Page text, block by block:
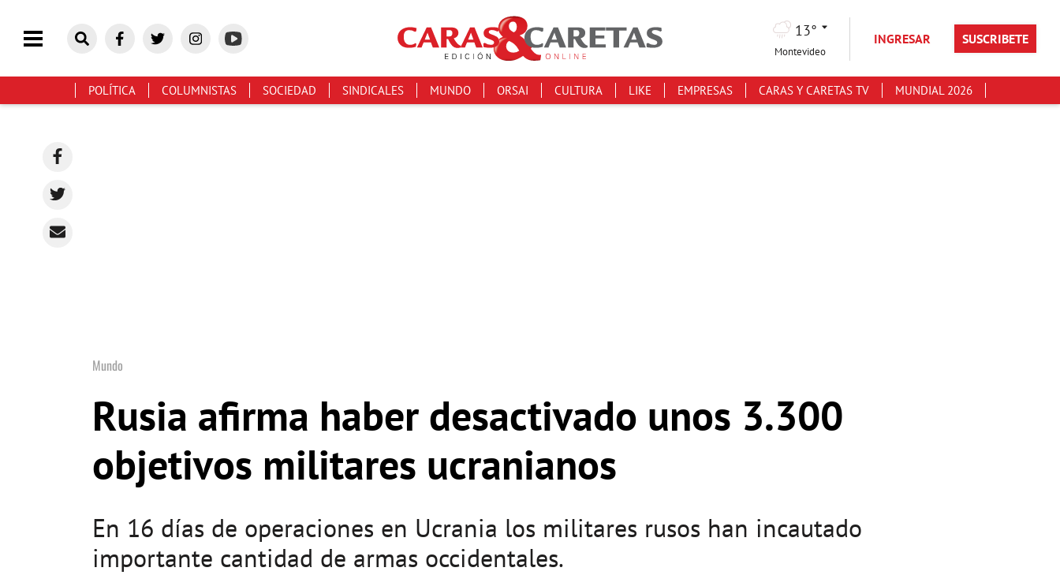
13°
Montevideo
INGRESAR SUSCRIBETE
POLÍTICA COLUMNISTAS SOCIEDAD SINDICALES MUNDO ORSAI CULTURA LIKE EMPRESAS CARAS Y CARETAS TV MUNDIAL 2026
Mundo
Rusia afirma haber desactivado unos 3.300
objetivos militares ucranianos
En 16 días de operaciones en Ucrania los militares rusos han incautado
importante cantidad de armas occidentales.